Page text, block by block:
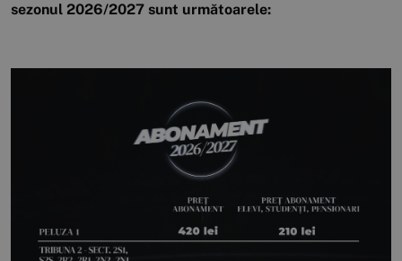
sezonul 2026/2027 sunt următoarele: